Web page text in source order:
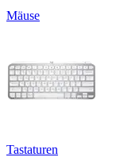
Mäuse
Tastaturen